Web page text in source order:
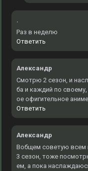
.
Раз в неделю
Ответить
Александр
Смотрю 2 сезон, и
ба и каждий по
ое офигительное
Ответить
Александр
Вобщем советую всем
3 сезон, тоже
ем, а пока